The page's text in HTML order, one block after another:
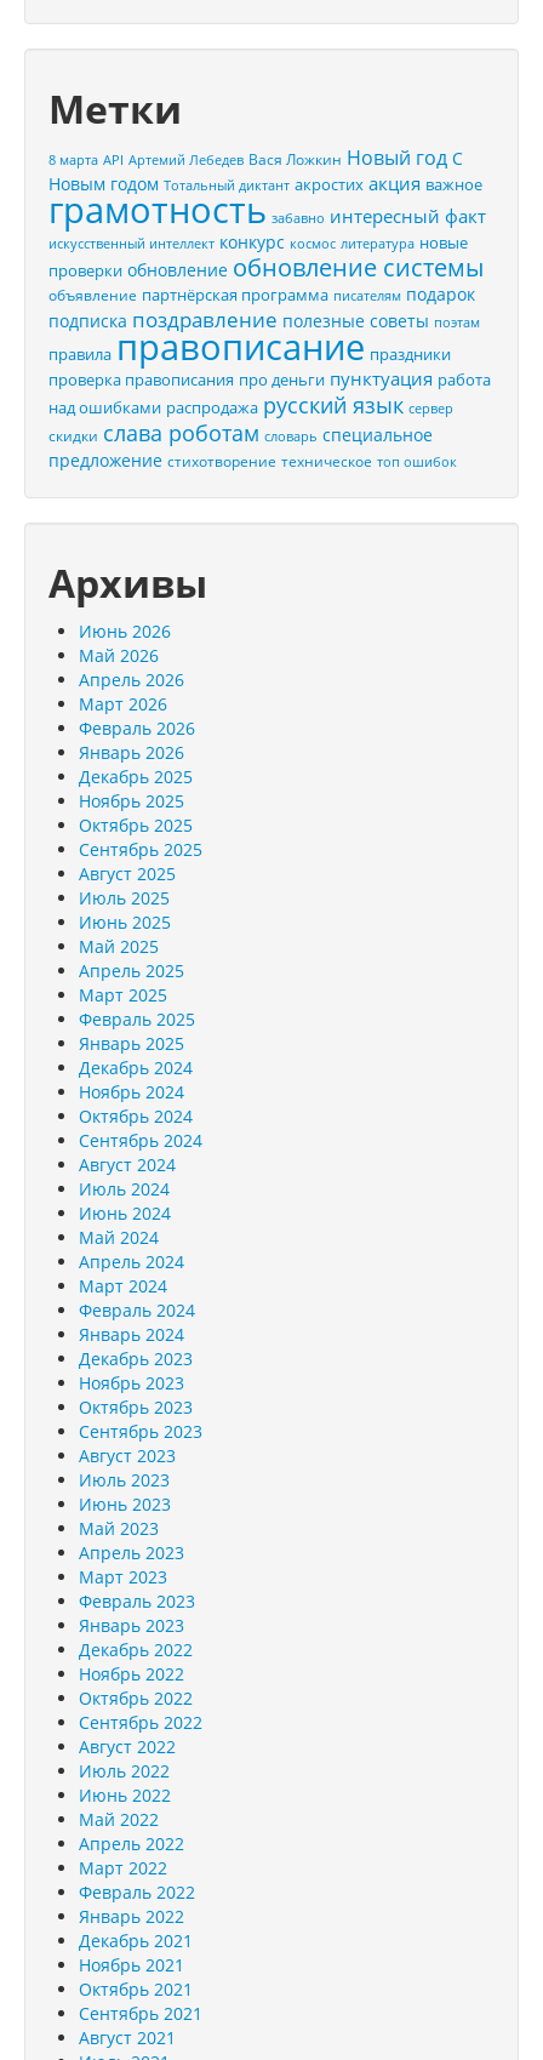
Метки
8 марта API Артемий Лебедев Вася Ложкин Новый год С
Новым годом Тотальный диктант акростих акция важное
грамотность забавно интересный факт
искусственный интеллект конкурс космос литература новые
проверки обновление обновление системы
объявление партнёрская программа писателям подарок
подписка поздравление полезные советы поэтам
правила правописание праздники
проверка правописания про деньги пунктуация работа
над ошибками распродажа русский язык сервер
скидки слава роботам словарь специальное
предложение стихотворение техническое топ ошибок
Архивы
Июнь 2026
Май 2026
Апрель 2026
Март 2026
Февраль 2026
Январь 2026
Декабрь 2025
Ноябрь 2025
Октябрь 2025
Сентябрь 2025
Август 2025
Июль 2025
Июнь 2025
Май 2025
Апрель 2025
Март 2025
Февраль 2025
Январь 2025
Декабрь 2024
Ноябрь 2024
Октябрь 2024
Сентябрь 2024
Август 2024
Июль 2024
Июнь 2024
Май 2024
Апрель 2024
Март 2024
Февраль 2024
Январь 2024
Декабрь 2023
Ноябрь 2023
Октябрь 2023
Сентябрь 2023
Август 2023
Июль 2023
Июнь 2023
Май 2023
Апрель 2023
Март 2023
Февраль 2023
Январь 2023
Декабрь 2022
Ноябрь 2022
Октябрь 2022
Сентябрь 2022
Август 2022
Июль 2022
Июнь 2022
Май 2022
Апрель 2022
Март 2022
Февраль 2022
Январь 2022
Декабрь 2021
Ноябрь 2021
Октябрь 2021
Сентябрь 2021
Август 2021